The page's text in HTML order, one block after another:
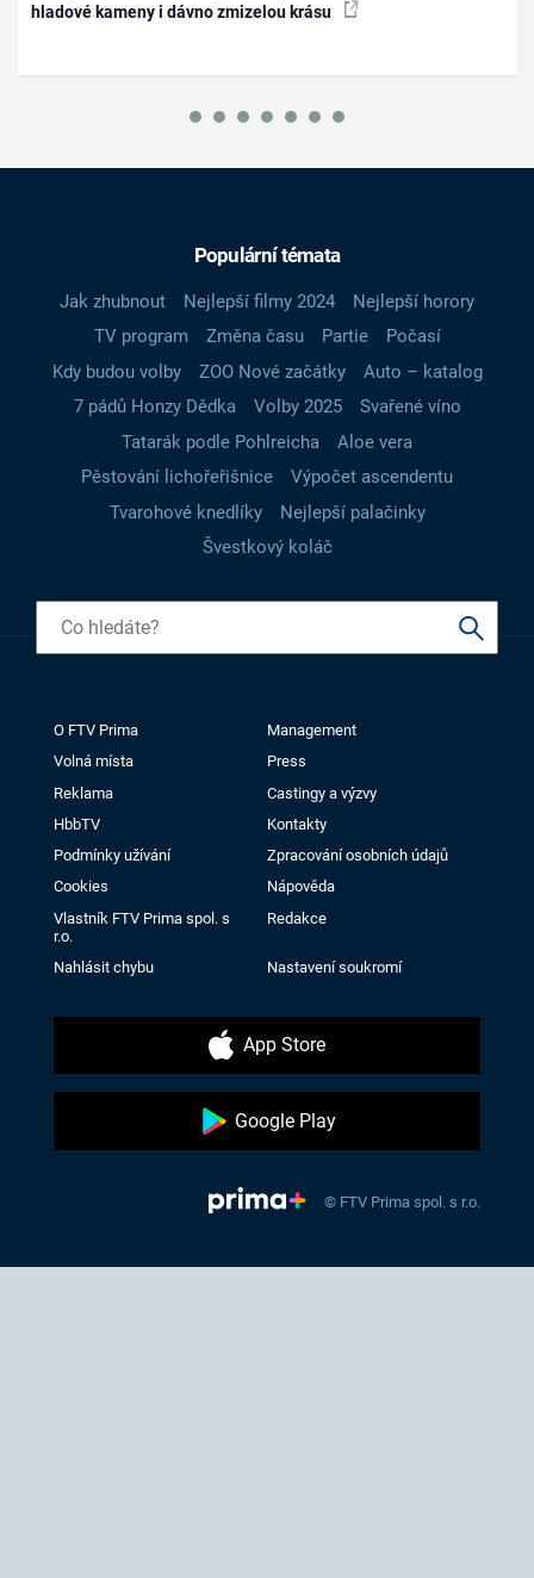
hladové kameny i dávno zmizelou krásu
Populární témata
Jak zhubnout Nejlepší filmy 2024
Nejlepší horory
TV program
Změna času Partie
Počasí
Kdy budou volby
ZOO Nové začátky
Auto – katalog
7 pádů Honzy Dědka
Volby 2025
Svařené víno
Tatarák podle Pohlreicha
Aloe vera
Pěstování lichořeřišnice
Výpočet ascendentu
Tvarohové knedlíky
Nejlepší palačinky
Švestkový koláč
O FTV Prima
Management
Volná místa
Press
Reklama
Castingy a výzvy
HbbTV
Kontakty
Podmínky užívání
Zpracování osobních údajů
Cookies
Nápověda
Vlastník FTV Prima spol. s
r.o.
Redakce
Nahlásit chybu Nastavení soukromí
App Store
Google Play
© FTV Prima spol. s r.o.